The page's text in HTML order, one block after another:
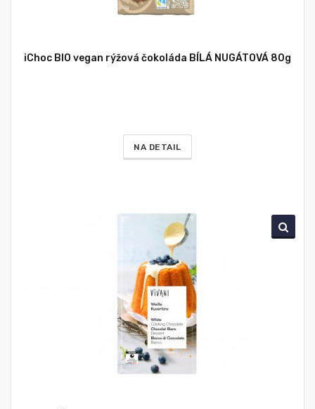
iChoc BIO vegan rýžová čokoláda BÍLÁ NUGÁTOVÁ 80g
NA DETAIL